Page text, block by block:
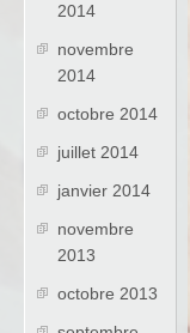
2014
novembre
2014
octobre 2014
juillet 2014
janvier 2014
novembre
2013
octobre 2013